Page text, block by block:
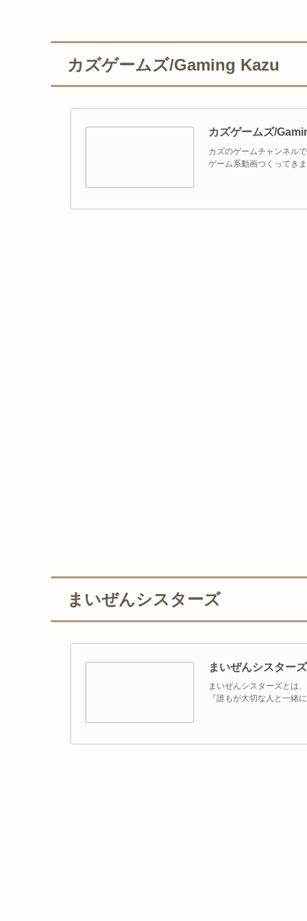
カズゲームズ/Gaming Kazu
カズゲームズ/
カズのゲームチャンネル
ゲーム系動画つくってき
まいぜんシスターズ
まいぜんシスターズ
まいぜんシスターズとは
『誰もが大切な人と一緒